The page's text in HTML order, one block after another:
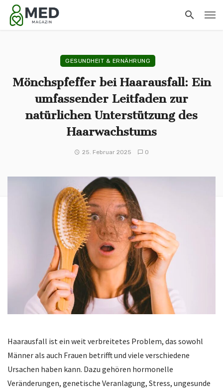
GESUNDHEIT & ERNÄHRUNG
Mönchspfeffer bei Haarausfall: Ein
umfassender Leitfaden zur
natürlichen Unterstützung des
Haarwachstums
25. Februar 2025 0
Haarausfall ist ein weit verbreitetes Problem, das sowohl
Männer als auch Frauen betrifft und viele verschiedene
Ursachen haben kann. Dazu gehören hormonelle
Veränderungen, genetische Veranlagung, Stress, ungesunde